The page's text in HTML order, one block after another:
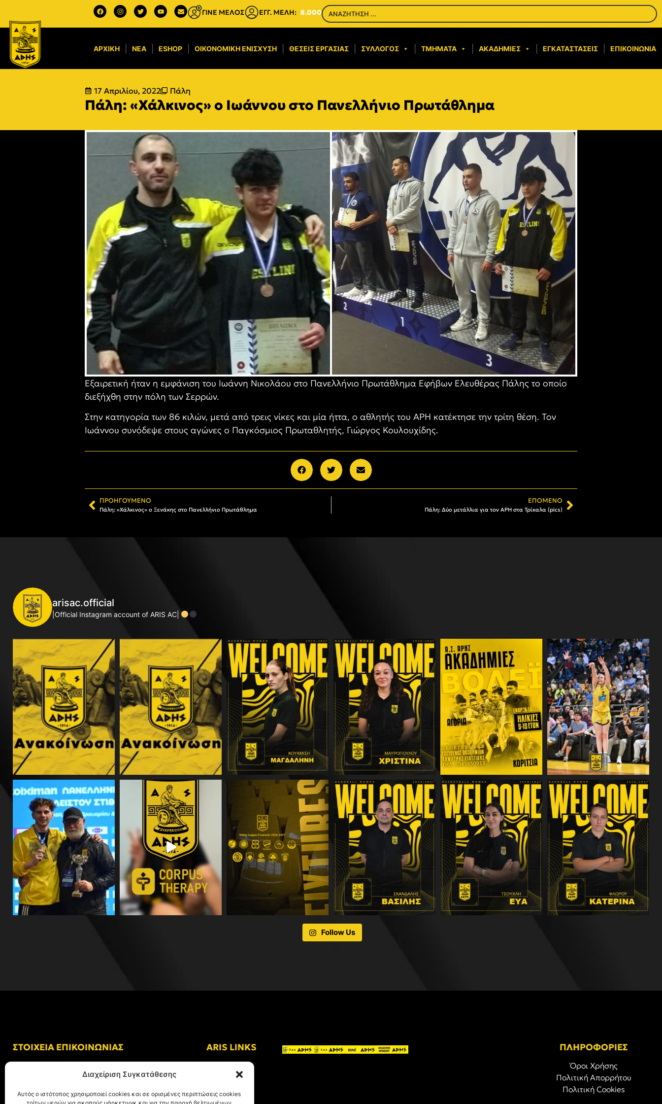
Διαχείριση Συγκατάθεσης
Αυτός ο ιστότοπος χρησιμοποιεί cookies και σε ορισμένες περιπτώσεις cookies
ΓΙΝΕ ΜΕΛΟΣ ΕΓΓ. ΜΕΛΗ: 8.000
ΑΡΧΙΚΉ ΝΈΑ ESHOP ΟΙΚΟΝΟΜΙΚΉ ΕΝΊΣΧΥΣΗ​ ΘΈΣΕΙΣ ΕΡΓΑΣΊΑΣ ΣΎΛΛΟΓΟΣ ΤΜΉΜΑΤΑ ΑΚΑΔΗΜΊΕΣ ΕΓΚΑΤΑΣΤΆΣΕΙΣ ΕΠΙΚΟΙΝΩΝΊΑ
17 Απριλίου, 2022 Πάλη
Πάλη: «Χάλκινος» ο Ιωάννου στο Πανελλήνιο Πρωτάθλημα
Εξαιρετική ήταν η εμφάνιση του Ιωάννη Νικολάου στο Πανελλήνιο Πρωτάθλημα Εφήβων Ελευθέρας Πάλης το οποίο
διεξήχθη στην πόλη των Σερρών.
Στην κατηγορία των 86 κιλών, μετά από τρεις νίκες και μία ήττα, ο αθλητής του ΑΡΗ κατέκτησε την τρίτη θέση. Τον
Ιωάννου συνόδεψε στους αγώνες ο Παγκόσμιος Πρωταθλητής, Γιώργος Κουλουχίδης.
ΠΡΟΗΓΟΎΜΕΝΟ
Πάλη: «Χάλκινος» ο Ξενάκης στο Πανελλήνιο Πρωτάθλημα
ΕΠΌΜΕΝΟ
Πάλη: Δύο μετάλλια για τον ΑΡΗ στα Τρίκαλα (pics)
arisac.official
|Official Instagram account of ARIS AC|
Follow Us
ΣΤΟΙΧΕΙΑ ΕΠΙΚΟΙΝΩΝΙΑΣ
Αλκμήνης 69, Χαριλάου
Τ.Κ. 54249 Θεσσαλονίκη
ARIS LINKS ΠΛΗΡΟΦΟΡΙΕΣ
Όροι Χρήσης
Πολιτική Απορρήτου
Πολιτική Cookies